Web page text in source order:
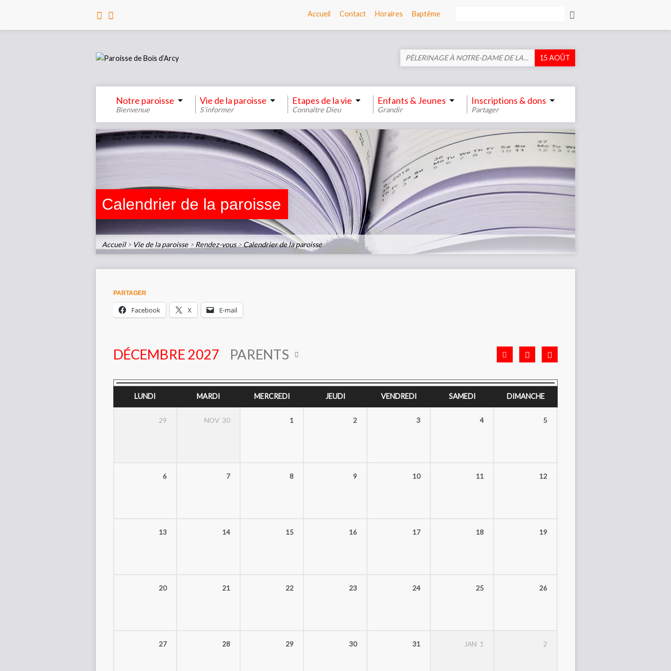
Accueil Contact Horaires Baptême
PÈLERINAGE À NOTRE-DAME DE LA… 15 AOÛT
Notre paroisse
Bienvenue
Vie de la paroisse
S’informer
Etapes de la vie
Connaître Dieu
Enfants & Jeunes
Grandir
Inscriptions & dons
Partager
Calendrier de la paroisse
Accueil> Vie de la paroisse >Rendez-vous>Calendrier de la paroisse
PARTAGER
Facebook X E-mail
DÉCEMBRE 2027 PARENTS
LUNDI MARDI MERCREDI JEUDI VENDREDI SAMEDI DIMANCHE
29 NOV 30 1 2 3 4 5
6 7 8 9 10 11 12
13 14 15 16 17 18 19
20 21 22 23 24 25 26
27 28 29 30 31 JAN 1 2